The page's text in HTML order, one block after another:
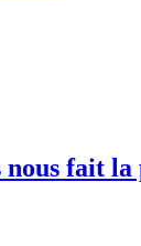
nous fait la